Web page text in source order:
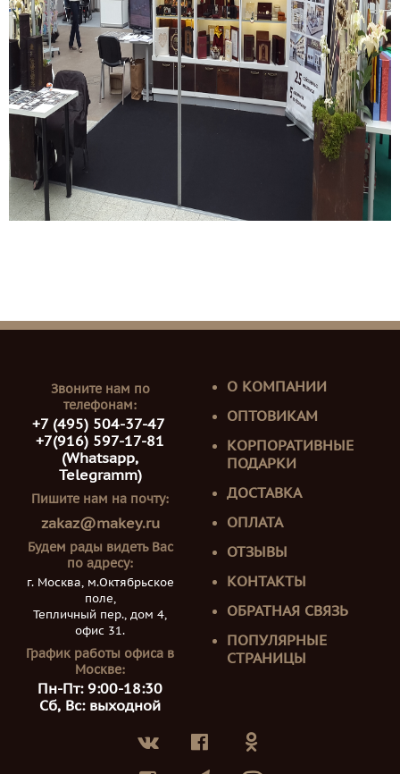
Звоните нам по
телефонам:
+7 (495) 504-37-47
+7(916) 597-17-81
(Whatsapp,
Telegramm)
Пишите нам на почту:
zakaz@makey.ru
Будем рады видеть Вас
по адресу:
г. Москва, м.Октябрьское
поле,
Тепличный пер., дом 4,
офис 31.
График работы офиса в
Москве:
Пн-Пт: 9:00-18:30
Сб, Вс: выходной
О КОМПАНИИ
ОПТОВИКАМ
КОРПОРАТИВНЫЕ
ПОДАРКИ
ДОСТАВКА
ОПЛАТА
ОТЗЫВЫ
КОНТАКТЫ
ОБРАТНАЯ СВЯЗЬ
ПОПУЛЯРНЫЕ
СТРАНИЦЫ